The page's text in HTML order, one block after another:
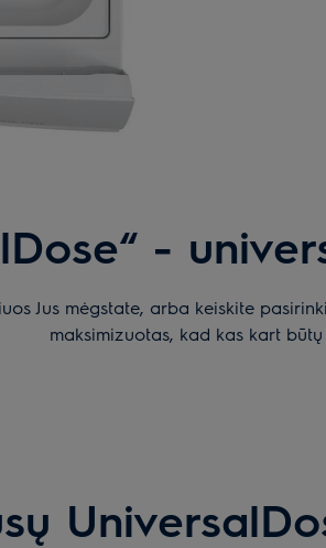
-
Jus mėgstate, arba keiskite
maksimizuotas, kad kas kart